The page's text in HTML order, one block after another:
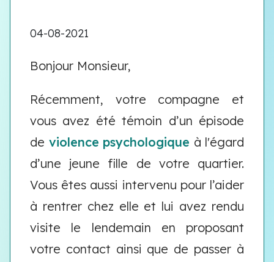
04-08-2021
Bonjour Monsieur,
Récemment, votre compagne et
vous avez été témoin d’un épisode
de violence psychologique à l'égard
d’une jeune fille de votre quartier.
Vous êtes aussi intervenu pour l’aider
à rentrer chez elle et lui avez rendu
visite le lendemain en proposant
votre contact ainsi que de passer à